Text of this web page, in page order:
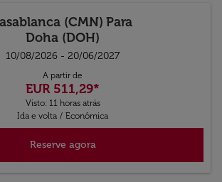
(CMN) Para
Doha (DOH)
10/08/2026 - 20/06/2027
A partir de
EUR 511,29*
Visto: 11 horas atrás
Ida e volta / Econômica
Reserve agora